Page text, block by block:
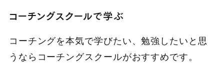
コーチングスクールで学ぶ
コーチングを本気で学びたい、勉強したいと思
うならコーチングスクールがおすすめです。